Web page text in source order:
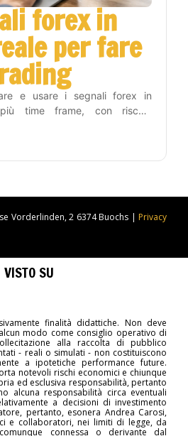
forex in
per fare
e usare i segnali forex in
time frame, con rischio
Vorderlinden, 2 6374 Buochs | Privacy
VISTO SU
finalità didattiche. Non deve
modo come consiglio operativo di
alla raccolta di pubblico
- reali o simulati - non costituiscono
a ipotetiche performance future.
notevoli rischi economici e chiunque
ed esclusiva responsabilità, pertanto
alcuna responsabilità circa eventuali
a decisioni di investimento
pertanto, esonera Andrea Carosi,
e collaboratori, nei limiti di legge, da
connessa o derivante dal